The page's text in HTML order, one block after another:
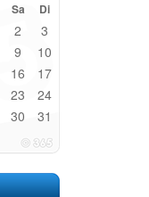
Sa Di
2 3
9 10
16 17
23 24
30 31